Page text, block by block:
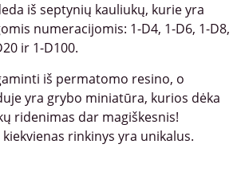
iš septynių kauliukų, kurie yra
numeracijomis: 1-D4, 1-D6, 1-D8,
ir 1-D100.
iš permatomo resino, o
yra grybo miniatūra, kurios dėka
ridenimas dar magiškesnis!
rinkinys yra unikalus.